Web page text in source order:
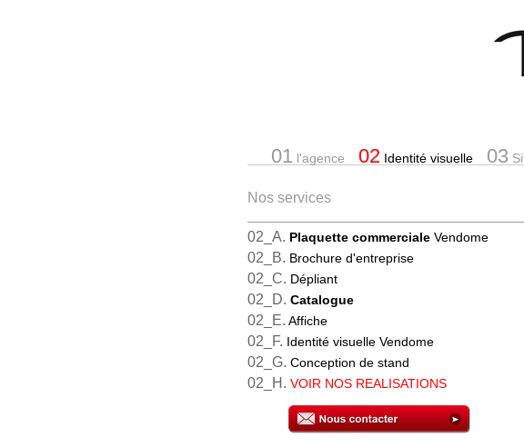
01 l'agence 02 Identité visuelle 03
Nos services
02_A. Plaquette commerciale Vendome
02_B. Brochure d'entreprise
02_C. Dépliant
02_D. Catalogue
02_E. Affiche
02_F. Identité visuelle Vendome
02_G. Conception de stand
02_H. VOIR NOS REALISATIONS